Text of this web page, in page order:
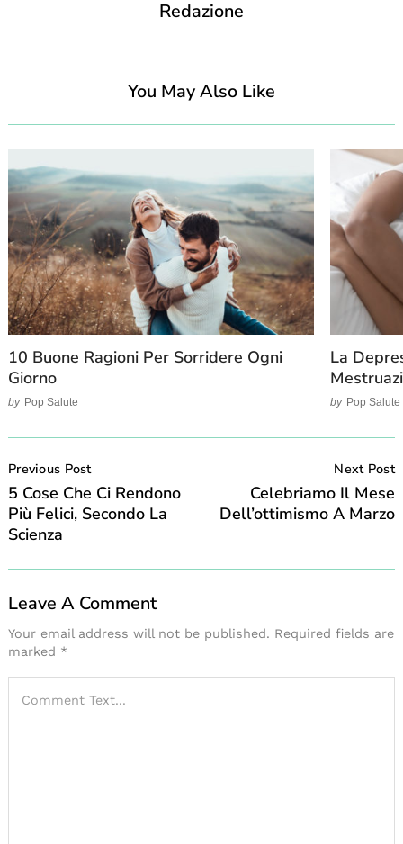
Redazione
You May Also Like
10 Buone Ragioni Per Sorridere Ogni
Giorno
by Pop Salute
La
by Pop Salute
Navigation
Previous Post
5 Cose Che Ci Rendono
Più Felici, Secondo La
Scienza
Next Post
Celebriamo Il Mese
Dell’ottimismo A Marzo
Leave A Comment
Your email address will not be published. Required fields are
marked *